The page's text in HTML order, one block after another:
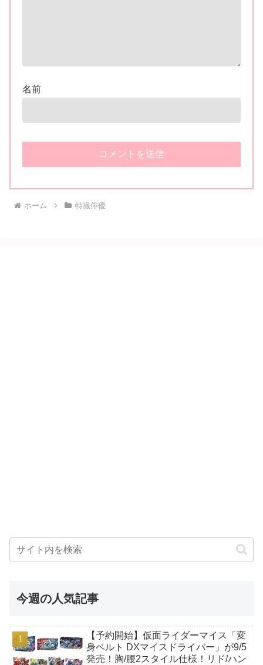
名前
ホーム 特撮俳優
今週の人気記事
【予約開始】仮面ライダーマイス「変
身ベルト DXマイスドライバー」が9/5
発売！胸/腰2スタイル仕様！リド/ハン